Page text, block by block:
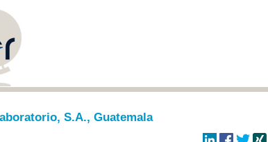
S.A., Guatemala